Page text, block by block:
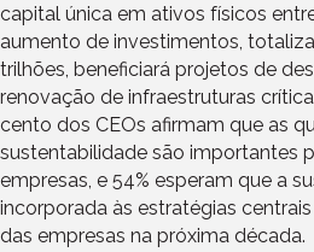
capital única em ativos físicos
aumento de investimentos,
trilhões, beneficiará projetos de
renovação de infraestruturas
cento dos CEOs afirmam que as
sustentabilidade são importantes
empresas, e 54% esperam que a
incorporada às estratégias
das empresas na próxima década.